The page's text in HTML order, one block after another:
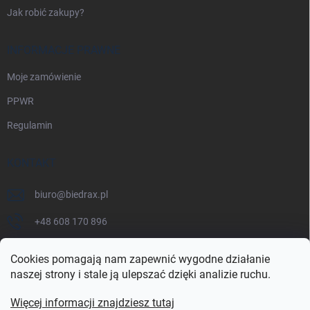
Cookies pomagają nam zapewnić wygodne działanie
naszej strony i stale ją ulepszać dzięki analizie ruchu.
Więcej informacji znajdziesz tutaj
Jak robić zakupy?
INFORMACJE PRAWNE
Moje zamówienie
PPWR
Regulamin
KONTAKT
biuro@biedrax.pl
+48 608 170 896